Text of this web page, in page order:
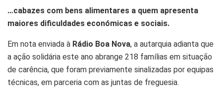
…cabazes com bens alimentares a quem apresenta
maiores dificuldades económicas e sociais.
Em nota enviada à Rádio Boa Nova, a autarquia adianta que
a ação solidária este ano abrange 218 famílias em situação
de carência, que foram previamente sinalizadas por equipas
técnicas, em parceria com as juntas de freguesia.